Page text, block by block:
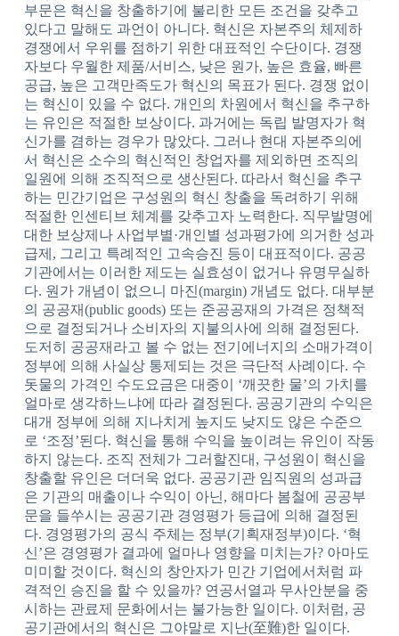
부문은 혁신을 창출하기에 불리한 모든 조건을 갖추고
있다고 말해도 과언이 아니다. 혁신은 자본주의 체제하
경쟁에서 우위를 점하기 위한 대표적인 수단이다. 경쟁
자보다 우월한 제품/서비스, 낮은 원가, 높은 효율, 빠른
공급, 높은 고객만족도가 혁신의 목표가 된다. 경쟁 없이
는 혁신이 있을 수 없다. 개인의 차원에서 혁신을 추구하
는 유인은 적절한 보상이다. 과거에는 독립 발명자가 혁
신가를 겸하는 경우가 많았다. 그러나 현대 자본주의에
서 혁신은 소수의 혁신적인 창업자를 제외하면 조직의
일원에 의해 조직적으로 생산된다. 따라서 혁신을 추구
하는 민간기업은 구성원의 혁신 창출을 독려하기 위해
적절한 인센티브 체계를 갖추고자 노력한다. 직무발명에
대한 보상제나 사업부별·개인별 성과평가에 의거한 성과
급제, 그리고 특례적인 고속승진 등이 대표적이다. 공공
기관에서는 이러한 제도는 실효성이 없거나 유명무실하
다. 원가 개념이 없으니 마진(margin) 개념도 없다. 대부분
의 공공재(public goods) 또는 준공공재의 가격은 정책적
으로 결정되거나 소비자의 지불의사에 의해 결정된다.
도저히 공공재라고 볼 수 없는 전기에너지의 소매가격이
정부에 의해 사실상 통제되는 것은 극단적 사례이다. 수
돗물의 가격인 수도요금은 대중이 ‘깨끗한 물’의 가치를
얼마로 생각하느냐에 따라 결정된다. 공공기관의 수익은
대개 정부에 의해 지나치게 높지도 낮지도 않은 수준으
로 ‘조정’된다. 혁신을 통해 수익을 높이려는 유인이 작동
하지 않는다. 조직 전체가 그러할진대, 구성원이 혁신을
창출할 유인은 더더욱 없다. 공공기관 임직원의 성과급
은 기관의 매출이나 수익이 아닌, 해마다 봄철에 공공부
문을 들쑤시는 공공기관 경영평가 등급에 의해 결정된
다. 경영평가의 공식 주체는 정부(기획재정부)이다. ‘혁
신’은 경영평가 결과에 얼마나 영향을 미치는가? 아마도
미미할 것이다. 혁신의 창안자가 민간 기업에서처럼 파
격적인 승진을 할 수 있을까? 연공서열과 무사안분을 중
시하는 관료제 문화에서는 불가능한 일이다. 이처럼, 공
공기관에서의 혁신은 그야말로 지난(至難)한 일이다.